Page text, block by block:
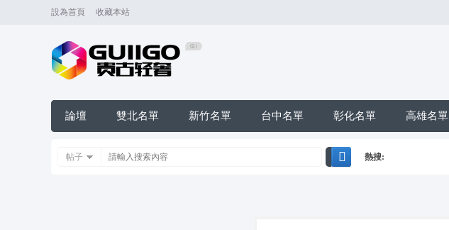
設為首頁 收藏本站
論壇 雙北名單 新竹名單 台中名單 彰化名單 高雄名單
帖子 熱搜: